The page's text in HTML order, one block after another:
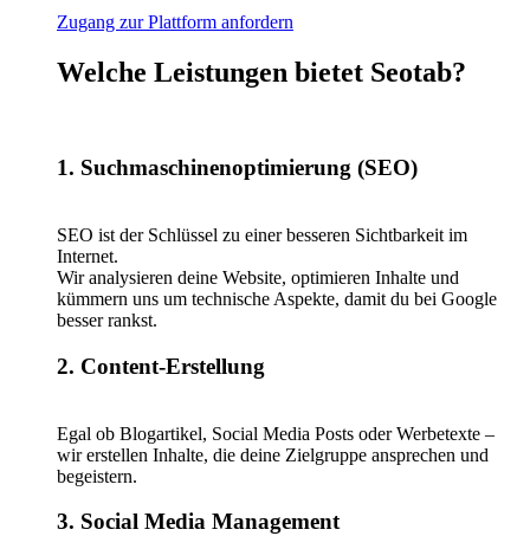
Zugang zur Plattform anfordern
Welche Leistungen bietet Seotab?
1. Suchmaschinenoptimierung (SEO)
SEO ist der Schlüssel zu einer besseren Sichtbarkeit im
Internet.
Wir analysieren deine Website, optimieren Inhalte und
kümmern uns um technische Aspekte, damit du bei Google
besser rankst.
2. Content-Erstellung
Egal ob Blogartikel, Social Media Posts oder Werbetexte –
wir erstellen Inhalte, die deine Zielgruppe ansprechen und
begeistern.
3. Social Media Management